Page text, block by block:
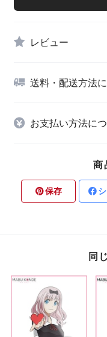
レビュー
送料・配送方法
お支払い方法に
商
保存
同